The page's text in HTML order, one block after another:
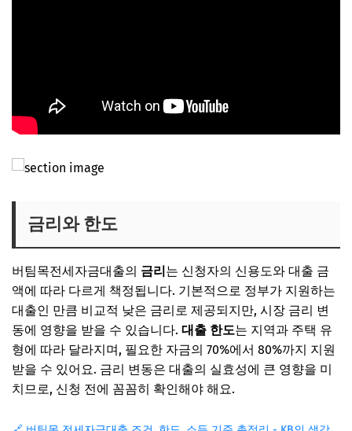
금리와 한도
버팀목전세자금대출의 금리는 신청자의 신용도와 대출 금
액에 따라 다르게 책정됩니다. 기본적으로 정부가 지원하는
대출인 만큼 비교적 낮은 금리로 제공되지만, 시장 금리 변
동에 영향을 받을 수 있습니다. 대출 한도는 지역과 주택 유
형에 따라 달라지며, 필요한 자금의 70%에서 80%까지 지원
받을 수 있어요. 금리 변동은 대출의 실효성에 큰 영향을 미
치므로, 신청 전에 꼼꼼히 확인해야 해요.